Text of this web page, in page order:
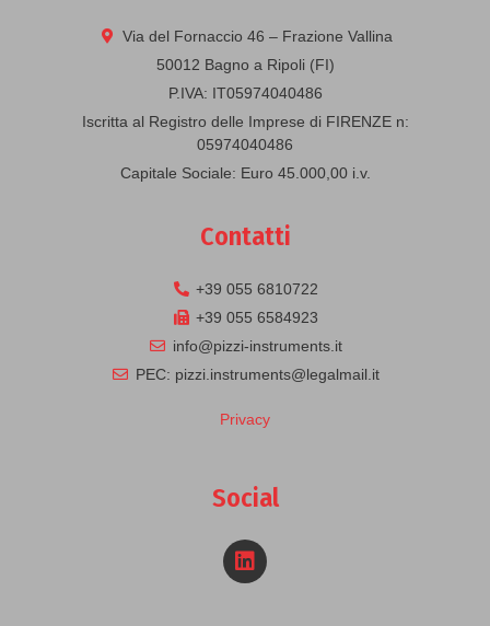
Via del Fornaccio 46 – Frazione Vallina
50012 Bagno a Ripoli (FI)
P.IVA: IT05974040486
Iscritta al Registro delle Imprese di FIRENZE n:
05974040486
Capitale Sociale: Euro 45.000,00 i.v.
Contatti
+39 055 6810722
+39 055 6584923
info@pizzi-instruments.it
PEC: pizzi.instruments@legalmail.it
Privacy
Social